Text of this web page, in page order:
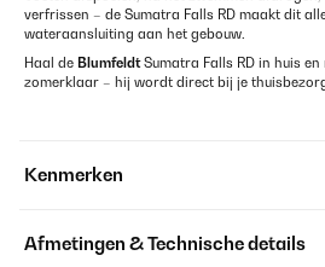
verfrissen – de Sumatra Falls RD maakt dit
wateraansluiting aan het gebouw.
Haal de BlumfeldtSumatra Falls RD in huis
zomerklaar – hij wordt direct bij je
Kenmerken
Afmetingen & Technische details